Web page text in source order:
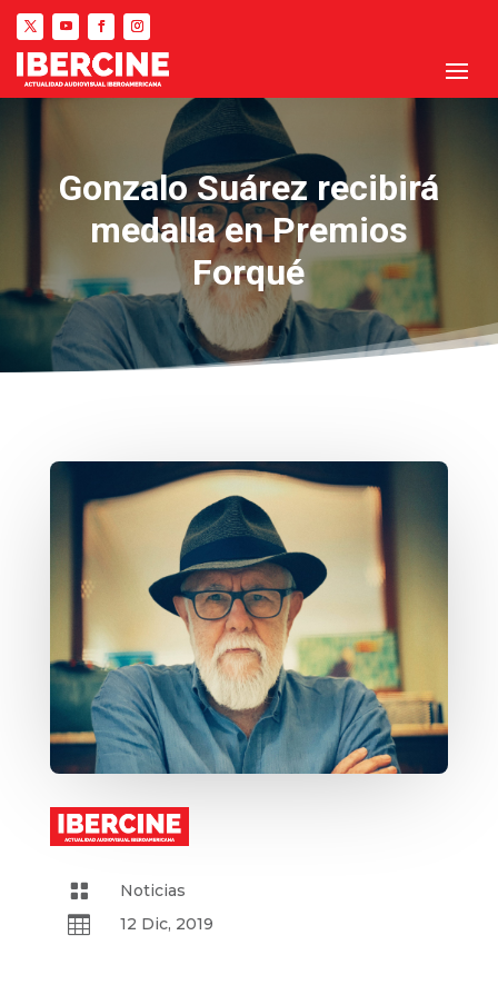
Gonzalo Suárez recibirá
medalla en Premios
Forqué
 Noticias
 12 Dic, 2019